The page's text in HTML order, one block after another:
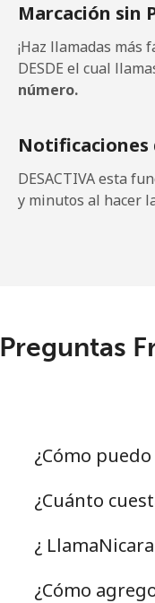
Celular
Malaysia
Celular
Maldives
Mali
Línea fija
Celular
Marcación sin
¡Haz llamadas más
DESDE el cual
número.
Notificaciones
DESACTIVA esta
y minutos al hacer
Preguntas
¿Cómo
¿Cuánto
¿
¿Cómo